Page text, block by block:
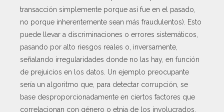
transacción simplemente porque así fue en el pasado,
no porque inherentemente sean más fraudulentos). Esto
puede llevar a discriminaciones o errores sistemáticos,
pasando por alto riesgos reales o, inversamente,
señalando irregularidades donde no las hay, en función
de prejuicios en los datos. Un ejemplo preocupante
sería un algoritmo que, para detectar corrupción, se
base desproporcionadamente en ciertos factores que
correlacionan con género o etnia de los involucrados,